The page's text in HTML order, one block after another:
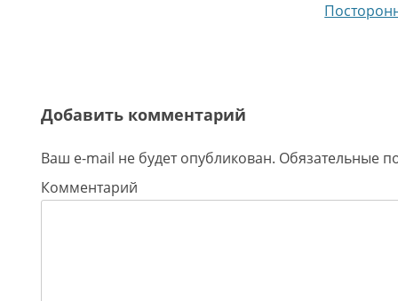
Добавить комментарий
Ваш e-mail не будет опубликован. Обязательные
Комментарий